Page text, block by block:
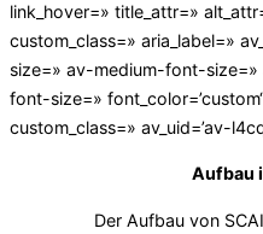
link_hover=» title_attr=»
custom_class=» aria_label=»
size=» av-medium-font-
font-size=»
custom_class=» av_uid=’av-
Aufbau
Der Aufbau von